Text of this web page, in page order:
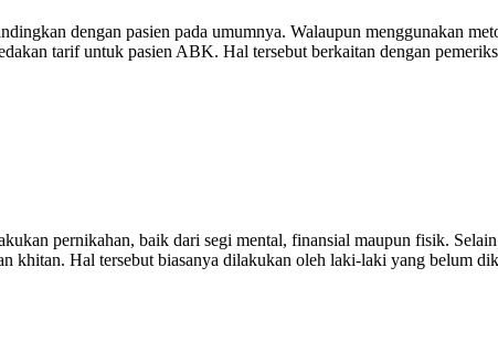
dengan pasien pada umumnya. Walaupun menggunakan
tarif untuk pasien ABK. Hal tersebut berkaitan dengan
pernikahan, baik dari segi mental, finansial maupun fisik.
khitan. Hal tersebut biasanya dilakukan oleh laki-laki yang belum